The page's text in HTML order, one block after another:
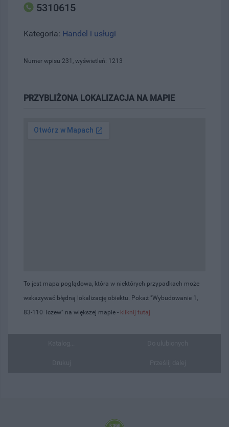
5310615
Kategoria: Handel i usługi
Numer wpisu 231, wyświetleń: 1213
PRZYBLIŻONA LOKALIZACJA NA MAPIE
To jest mapa poglądowa, która w niektórych przypadkach może
wskazywać błędną lokalizację obiektu. Pokaż "Wybudowanie 1,
83-110 Tczew" na większej mapie - kliknij tutaj